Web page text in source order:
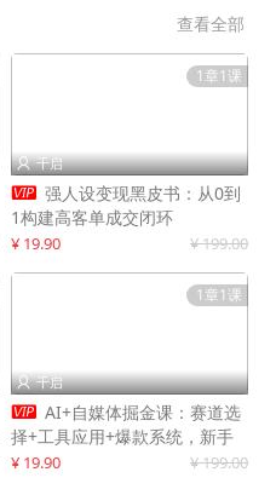
查看全部
1章1课
 千启
 强人设变现黑皮书：从0到
1构建高客单成交闭环
¥ 19.90 ¥ 199.00
1章1课
 千启
 AI+自媒体掘金课：赛道选
择+工具应用+爆款系统，新手
快速起步，副业月入8000+
¥ 19.90 ¥ 199.00